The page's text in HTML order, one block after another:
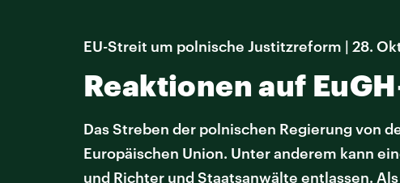
EU-Streit um polnische Justitzreform | 28.
Reaktionen auf
Das Streben der polnischen Regierung von
Europäischen Union. Unter anderem kann
und Richter und Staatsanwälte entlassen.